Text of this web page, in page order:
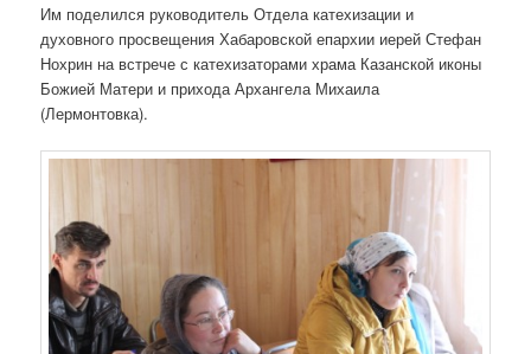
Им поделился руководитель Отдела катехизации и
духовного просвещения Хабаровской епархии иерей Стефан
Нохрин на встрече с катехизаторами храма Казанской иконы
Божией Матери и прихода Архангела Михаила
(Лермонтовка).